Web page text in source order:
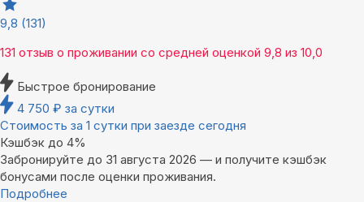
9,8 (131)
131 отзыв о проживании со средней оценкой 9,8 из 10,0
Быстрое бронирование
4 750 ₽ за сутки
Стоимость за 1 сутки при заезде сегодня
Кэшбэк до 4%
Забронируйте до 31 августа 2026 — и получите кэшбэк
бонусами после оценки проживания.
Подробнее